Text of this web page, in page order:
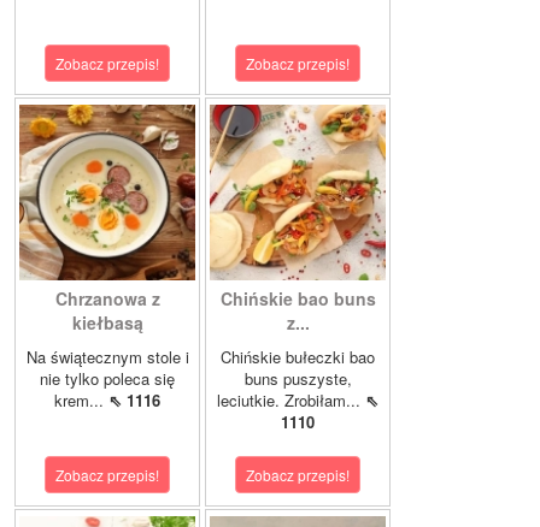
Zobacz przepis! Zobacz przepis!
Chrzanowa z
kiełbasą
Na świątecznym stole i
nie tylko poleca się
krem... ⇖ 1116
Zobacz przepis!
Chińskie bao buns
z...
Chińskie bułeczki bao
buns puszyste,
leciutkie. Zrobiłam... ⇖
1110
Zobacz przepis!